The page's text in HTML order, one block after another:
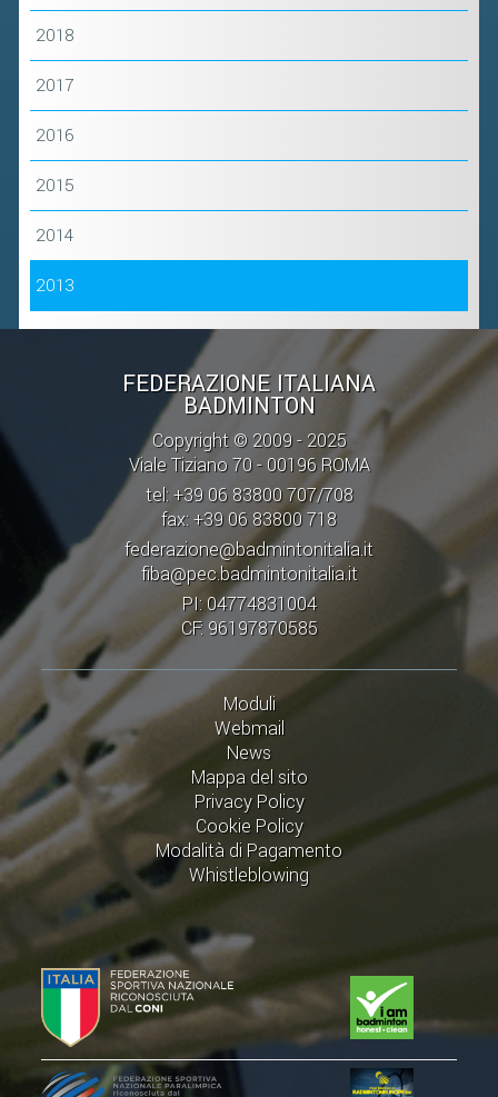
2018
2017
2016
2015
2014
2013
FEDERAZIONE ITALIANA
BADMINTON
Copyright © 2009 - 2025
Viale Tiziano 70 - 00196 ROMA
tel: +39 06 83800 707/708
fax: +39 06 83800 718
federazione@badmintonitalia.it
fiba@pec.badmintonitalia.it
PI: 04774831004
CF: 96197870585
Moduli
Webmail
News
Mappa del sito
Privacy Policy
Cookie Policy
Modalità di Pagamento
Whistleblowing